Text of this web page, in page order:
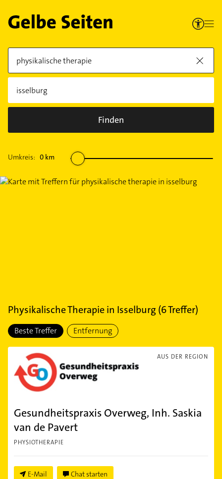
Finden
Umkreis: 0 km
Physikalische Therapiein Isselburg (6Treffer)
Beste Treffer Entfernung
AUS DER REGION
Gesundheitspraxis Overweg, Inh. Saskia
van de Pavert
PHYSIOTHERAPIE
E-Mail Chat starten